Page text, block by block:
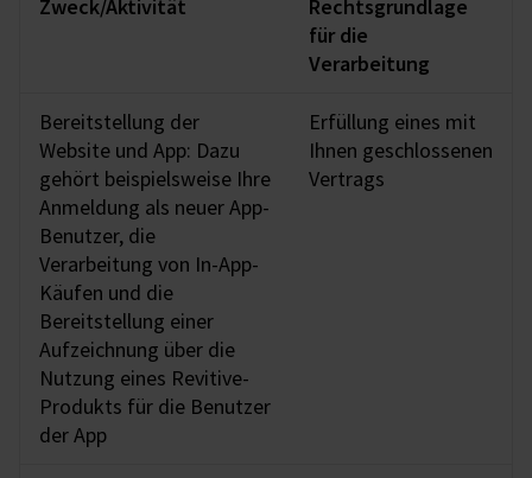
Zweck/Aktivität
Rechtsgrundlage
für die
Verarbeitung
Bereitstellung der
Website und App: Dazu
gehört beispielsweise Ihre
Anmeldung als neuer App-
Benutzer, die
Verarbeitung von In-App-
Käufen und die
Bereitstellung einer
Aufzeichnung über die
Nutzung eines Revitive-
Produkts für die Benutzer
der App
Erfüllung eines mit
Ihnen geschlossenen
Vertrags